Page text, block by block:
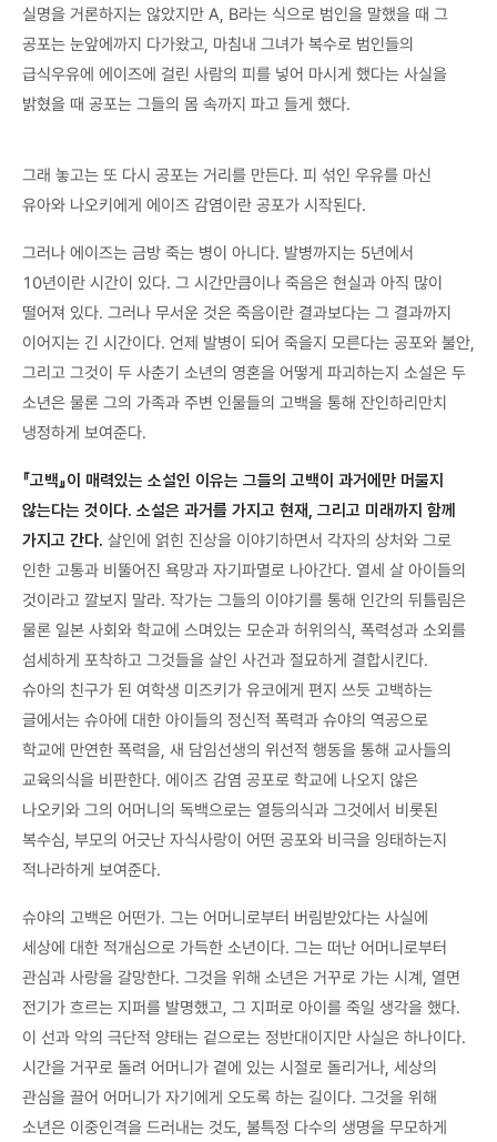
실명을 거론하지는 않았지만 A, B라는 식으로 범인을 말했을 때 그
공포는 눈앞에까지 다가왔고, 마침내 그녀가 복수로 범인들의
급식우유에 에이즈에 걸린 사람의 피를 넣어 마시게 했다는 사실을
밝혔을 때 공포는 그들의 몸 속까지 파고 들게 했다.
그래 놓고는 또 다시 공포는 거리를 만든다. 피 섞인 우유를 마신
유아와 나오키에게 에이즈 감염이란 공포가 시작된다.
그러나 에이즈는 금방 죽는 병이 아니다. 발병까지는 5년에서
10년이란 시간이 있다. 그 시간만큼이나 죽음은 현실과 아직 많이
떨어져 있다. 그러나 무서운 것은 죽음이란 결과보다는 그 결과까지
이어지는 긴 시간이다. 언제 발병이 되어 죽을지 모른다는 공포와 불안,
그리고 그것이 두 사춘기 소년의 영혼을 어떻게 파괴하는지 소설은 두
소년은 물론 그의 가족과 주변 인물들의 고백을 통해 잔인하리만치
냉정하게 보여준다.
『고백』이 매력있는 소설인 이유는 그들의 고백이 과거에만 머물지
않는다는 것이다. 소설은 과거를 가지고 현재, 그리고 미래까지 함께
가지고 간다. 살인에 얽힌 진상을 이야기하면서 각자의 상처와 그로
인한 고통과 비뚤어진 욕망과 자기파멸로 나아간다. 열세 살 아이들의
것이라고 깔보지 말라. 작가는 그들의 이야기를 통해 인간의 뒤틀림은
물론 일본 사회와 학교에 스며있는 모순과 허위의식, 폭력성과 소외를
섬세하게 포착하고 그것들을 살인 사건과 절묘하게 결합시킨다.
슈아의 친구가 된 여학생 미즈키가 유코에게 편지 쓰듯 고백하는
글에서는 슈아에 대한 아이들의 정신적 폭력과 슈야의 역공으로
학교에 만연한 폭력을, 새 담임선생의 위선적 행동을 통해 교사들의
교육의식을 비판한다. 에이즈 감염 공포로 학교에 나오지 않은
나오키와 그의 어머니의 독백으로는 열등의식과 그것에서 비롯된
복수심, 부모의 어긋난 자식사랑이 어떤 공포와 비극을 잉태하는지
적나라하게 보여준다.
슈야의 고백은 어떤가. 그는 어머니로부터 버림받았다는 사실에
세상에 대한 적개심으로 가득한 소년이다. 그는 떠난 어머니로부터
관심과 사랑을 갈망한다. 그것을 위해 소년은 거꾸로 가는 시계, 열면
전기가 흐르는 지퍼를 발명했고, 그 지퍼로 아이를 죽일 생각을 했다.
이 선과 악의 극단적 양태는 겉으로는 정반대이지만 사실은 하나이다.
시간을 거꾸로 돌려 어머니가 곁에 있는 시절로 돌리거나, 세상의
관심을 끌어 어머니가 자기에게 오도록 하는 길이다. 그것을 위해
소년은 이중인격을 드러내는 것도, 불특정 다수의 생명을 무모하게